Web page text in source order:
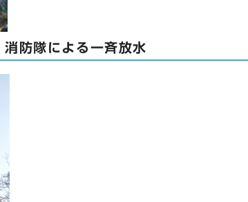
防隊による一斉放水